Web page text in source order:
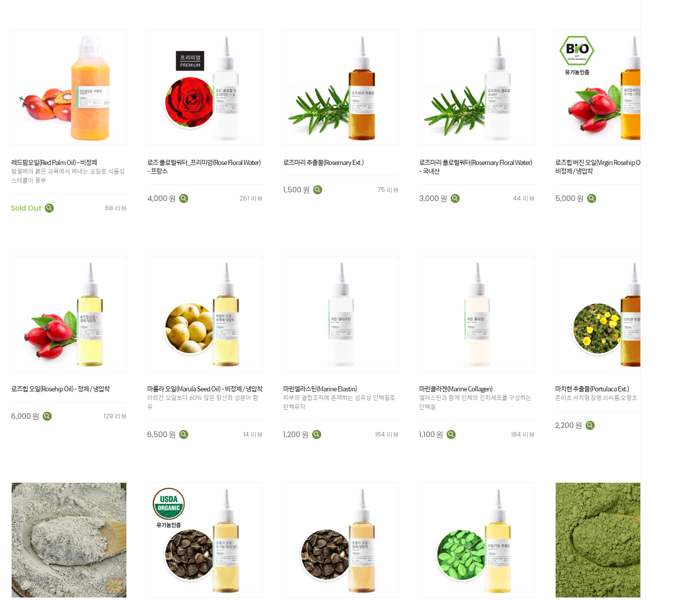
레드팜오일(Red Palm Oil) - 비정제
팜열매의 붉은 과육에서 짜내는 오일로 식물성
스테롤이 풍부
Sold Out 68 리뷰
로즈 플로럴워터_프리미엄(Rose Floral Water)
- 프랑스
4,000원 261 리뷰
로즈마리 추출물(Rosemary Ext.)
1,500원 75 리뷰
로즈마리 플로럴워터(Rosemary Floral Water)
- 국내산
3,000원 44 리뷰
로즈힙 버진 오일(Virgin Rosehip Oil) - 유기농 /
비정제 / 냉압착
5,000원
로즈힙 오일(Rosehip Oil) - 정제 / 냉압착
6,000원 129 리뷰
마룰라 오일(Marula Seed Oil) - 비정제 / 냉압착
아르간 오일보다 60% 많은 항산화 성분이 함
유
6,500원 14 리뷰
마린엘라스틴(Marine Elastin)
피부의 결합조직에 존재하는 섬유상 단백질로
탄력유지
1,200원 164 리뷰
마린콜라겐(Marine Collagen)
엘라스틴과 함께 인체의 진피세포를 구성하는
단백질
1,100원 184 리뷰
마치현 추출물(Portulaca Ext.)
돈이초,서치형,장명,쇠비름,오행초
2,200원